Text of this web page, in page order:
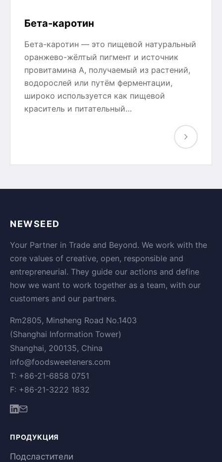
Бета-каротин
Бета-каротин — это пищевой натуральный
оранжево-жёлтый пигмент и источник
провитамина А, получаемый из растений,
водорослей или путём ферментации,
широко используется как пищевой
краситель и питательный…
NEWSEED
Your Partner in Trade and Beyond. We work with the
core values of creative, open, responsible and
entrepreneurial. They guide our actions and define
how we want to work together as a team, with our
customers and our partners.
Rm2805, Minsheng Road No.1403
(Shanghai Information Tower)
Shanghai, 200135, China
info@foodsweeteners.com
T: +86-21-6858 0751
F: +86-21-3222 1832
ПРОДУКЦИЯ
Подсластители